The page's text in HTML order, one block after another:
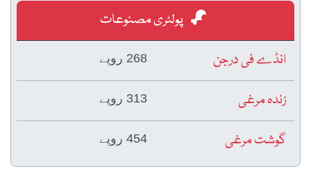
پولٹری مصنوعات
انڈے فی درجن
268 روپے
زندہ مرغی 313 روپے
گوشت مرغی 454 روپے